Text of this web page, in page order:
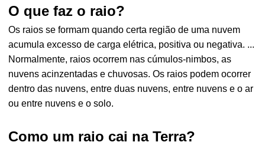
O que faz o raio?
Os raios se formam quando certa região de uma nuvem
acumula excesso de carga elétrica, positiva ou negativa. ...
Normalmente, raios ocorrem nas cúmulos-nimbos, as
nuvens acinzentadas e chuvosas. Os raios podem ocorrer
dentro das nuvens, entre duas nuvens, entre nuvens e o ar
ou entre nuvens e o solo.
Como um raio cai na Terra?